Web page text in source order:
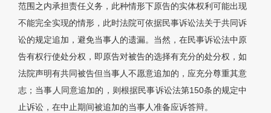
范围之内承担责任义务，此种情形下原告的实体权利可能出现
不能完全实现的情形，此时法院可依据民事诉讼法关于共同诉
讼的规定追加，避免当事人的遗漏。当然，在民事诉讼法中原
告有权行使处分权，即原告对被告的选择有充分的处分权，如
法院声明有共同被告但当事人不愿意追加的，应充分尊重其意
志；当事人同意追加的，则根据民事诉讼法第150条的规定中
止诉讼，在中止期间被追加的当事人准备应诉答辩。